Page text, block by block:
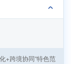
+跨境协同”特色范